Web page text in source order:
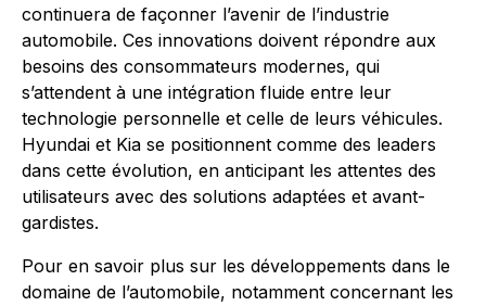
continuera de façonner l’avenir de l’industrie
automobile. Ces innovations doivent répondre aux
besoins des consommateurs modernes, qui
s’attendent à une intégration fluide entre leur
technologie personnelle et celle de leurs véhicules.
Hyundai et Kia se positionnent comme des leaders
dans cette évolution, en anticipant les attentes des
utilisateurs avec des solutions adaptées et avant-
gardistes.
Pour en savoir plus sur les développements dans le
domaine de l’automobile, notamment concernant les